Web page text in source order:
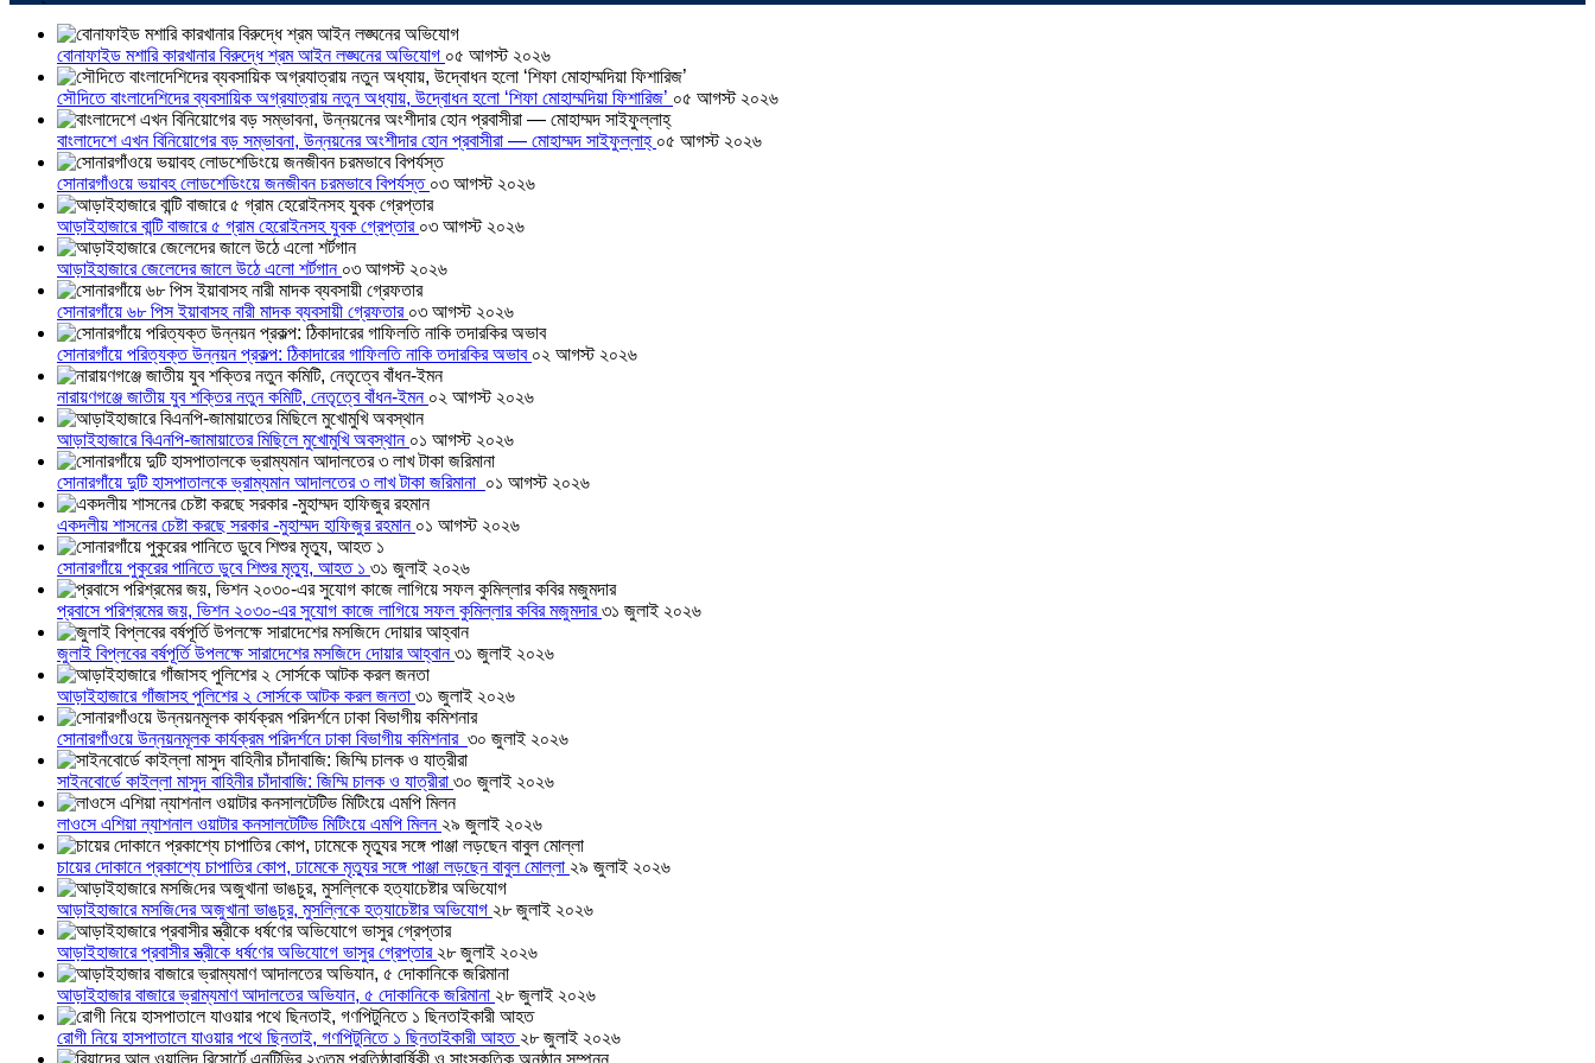
বোনাফাইড মশারি কারখানার বিরুদ্ধে শ্রম আইন লঙ্ঘনের অভিযোগ ০৫ আগস্ট ২০২৬
সৌদিতে বাংলাদেশিদের ব্যবসায়িক অগ্রযাত্রায় নতুন অধ্যায়, উদ্বোধন হলো ‘শিফা মোহাম্মদিয়া ফিশারিজ’ ০৫ আগস্ট ২০২৬
বাংলাদেশে এখন বিনিয়োগের বড় সম্ভাবনা, উন্নয়নের অংশীদার হোন প্রবাসীরা — মোহাম্মদ সাইফুল্লাহ্ ০৫ আগস্ট ২০২৬
সোনারগাঁওয়ে ভয়াবহ লোডশেডিংয়ে জনজীবন চরমভাবে বিপর্যস্ত ০৩ আগস্ট ২০২৬
আড়াইহাজারে বান্টি বাজারে ৫ গ্রাম হেরোইনসহ যুবক গ্রেপ্তার ০৩ আগস্ট ২০২৬
আড়াইহাজারে জেলেদের জালে উঠে এলো শর্টগান ০৩ আগস্ট ২০২৬
সোনারগাঁয়ে ৬৮ পিস ইয়াবাসহ নারী মাদক ব্যবসায়ী গ্রেফতার ০৩ আগস্ট ২০২৬
সোনারগাঁয়ে পরিত্যক্ত উন্নয়ন প্রকল্প: ঠিকাদারের গাফিলতি নাকি তদারকির অভাব ০২ আগস্ট ২০২৬
নারায়ণগঞ্জে জাতীয় যুব শক্তির নতুন কমিটি, নেতৃত্বে বাঁধন-ইমন ০২ আগস্ট ২০২৬
আড়াইহাজারে বিএনপি-জামায়াতের মিছিলে মুখোমুখি অবস্থান ০১ আগস্ট ২০২৬
সোনারগাঁয়ে দুটি হাসপাতালকে ভ্রাম্যমান আদালতের ৩ লাখ টাকা জরিমানা ০১ আগস্ট ২০২৬
একদলীয় শাসনের চেষ্টা করছে সরকার -মুহাম্মদ হাফিজুর রহমান ০১ আগস্ট ২০২৬
সোনারগাঁয়ে পুকুরের পানিতে ডুবে শিশুর মৃত্যু, আহত ১ ৩১ জুলাই ২০২৬
প্রবাসে পরিশ্রমের জয়, ভিশন ২০৩০-এর সুযোগ কাজে লাগিয়ে সফল কুমিল্লার কবির মজুমদার৩১ জুলাই ২০২৬
জুলাই বিপ্লবের বর্ষপূর্তি উপলক্ষে সারাদেশের মসজিদে দোয়ার আহ্বান৩১ জুলাই ২০২৬
আড়াইহাজারে গাঁজাসহ পুলিশের ২ সোর্সকে আটক করল জনতা ৩১ জুলাই ২০২৬
সোনারগাঁওয়ে উন্নয়নমূলক কার্যক্রম পরিদর্শনে ঢাকা বিভাগীয় কমিশনার ৩০ জুলাই ২০২৬
সাইনবোর্ডে কাইল্লা মাসুদ বাহিনীর চাঁদাবাজি: জিম্মি চালক ও যাত্রীরা ৩০ জুলাই ২০২৬
লাওসে এশিয়া ন্যাশনাল ওয়াটার কনসালটেটিভ মিটিংয়ে এমপি মিলন ২৯ জুলাই ২০২৬
চায়ের দোকানে প্রকাশ্যে চাপাতির কোপ, ঢামেকে মৃত্যুর সঙ্গে পাঞ্জা লড়ছেন বাবুল মোল্লা ২৯ জুলাই ২০২৬
আড়াইহাজারে মস‌জি‌দের অজুখানা ভাঙচুর, মুসল্লিকে হত্যাচেষ্টার অভিযোগ ২৮ জুলাই ২০২৬
আড়াইহাজারে প্রবাসীর স্ত্রীকে ধর্ষণের অভিযোগে ভাসুর গ্রেপ্তার ২৮ জুলাই ২০২৬
আড়াইহাজার বাজারে ভ্রাম্যমাণ আদালতের অভিযান, ৫ দোকানিকে জরিমানা ২৮ জুলাই ২০২৬
রোগী নিয়ে হাসপাতালে যাওয়ার পথে ছিনতাই, গণপিটুনিতে ১ ছিনতাইকারী আহত ২৮ জুলাই ২০২৬